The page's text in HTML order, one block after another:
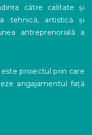
către calitate și
tehnică, artistică și
antreprenorială a
este proiectul prin care
angajamentul față